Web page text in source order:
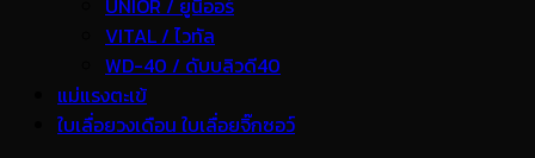
UNIOR / ยูนิออร์
VITAL / ไวทัล
WD-40 / ดับบลิวดี40
แม่แรงตะเข้
ใบเลื่อยวงเดือน ใบเลื่อยจิ๊กซอว์